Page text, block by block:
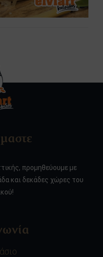
προμηθεύουμε με
και δεκάδες χώρες του